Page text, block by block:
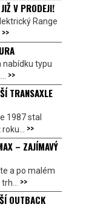
V PRODEJI!
Range
>>
nabídku typu
>>
TRANSAXLE
1987 stal
>>
– ZAJÍMAVÝ
a po malém
>>
OUTBACK